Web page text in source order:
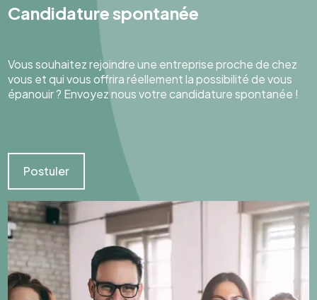
Candidature spontanée
Vous souhaitez rejoindre une entreprise proche de chez
vous et qui vous offrira réellement la possibilité de vous
épanouir ? Envoyez nous votre candidature spontanée !
Postuler